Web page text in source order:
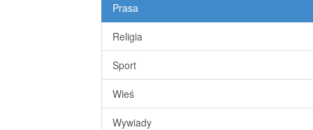
Prasa
Religia
Sport
Wieś
Wywiady